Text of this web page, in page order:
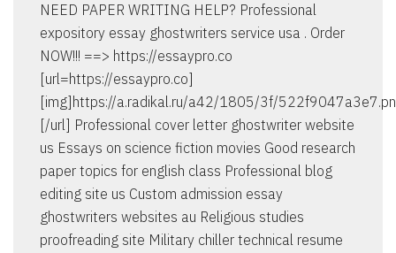
NEED PAPER WRITING HELP? Professional
expository essay ghostwriters service usa . Order
NOW!!! ==> https://essaypro.co
[url=https://essaypro.co]
[img]https://a.radikal.ru/a42/1805/3f/
[/url] Professional cover letter ghostwriter website
us Essays on science fiction movies Good research
paper topics for english class Professional blog
editing site us Custom admission essay
ghostwriters websites au Religious studies
proofreading site Military chiller technical resume